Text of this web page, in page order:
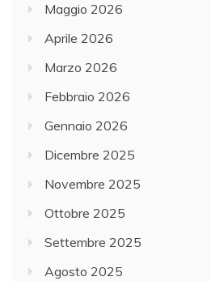
Maggio 2026
Aprile 2026
Marzo 2026
Febbraio 2026
Gennaio 2026
Dicembre 2025
Novembre 2025
Ottobre 2025
Settembre 2025
Agosto 2025